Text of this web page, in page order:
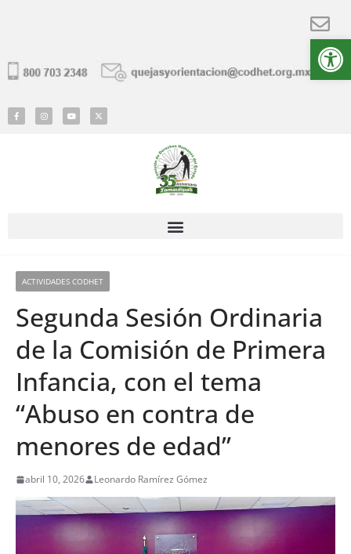
ACTIVIDADES CODHET
Segunda Sesión Ordinaria
de la Comisión de Primera
Infancia, con el tema
“Abuso en contra de
menores de edad”
abril 10, 2026 Leonardo Ramírez Gómez